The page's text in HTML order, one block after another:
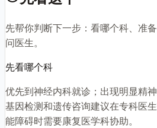
先帮你判断下一步：看哪个科、准
问医生。
先看哪个科
优先到神经内科就诊；出现明显精
基因检测和遗传咨询建议在专科医
能障碍时需要康复医学科协助。